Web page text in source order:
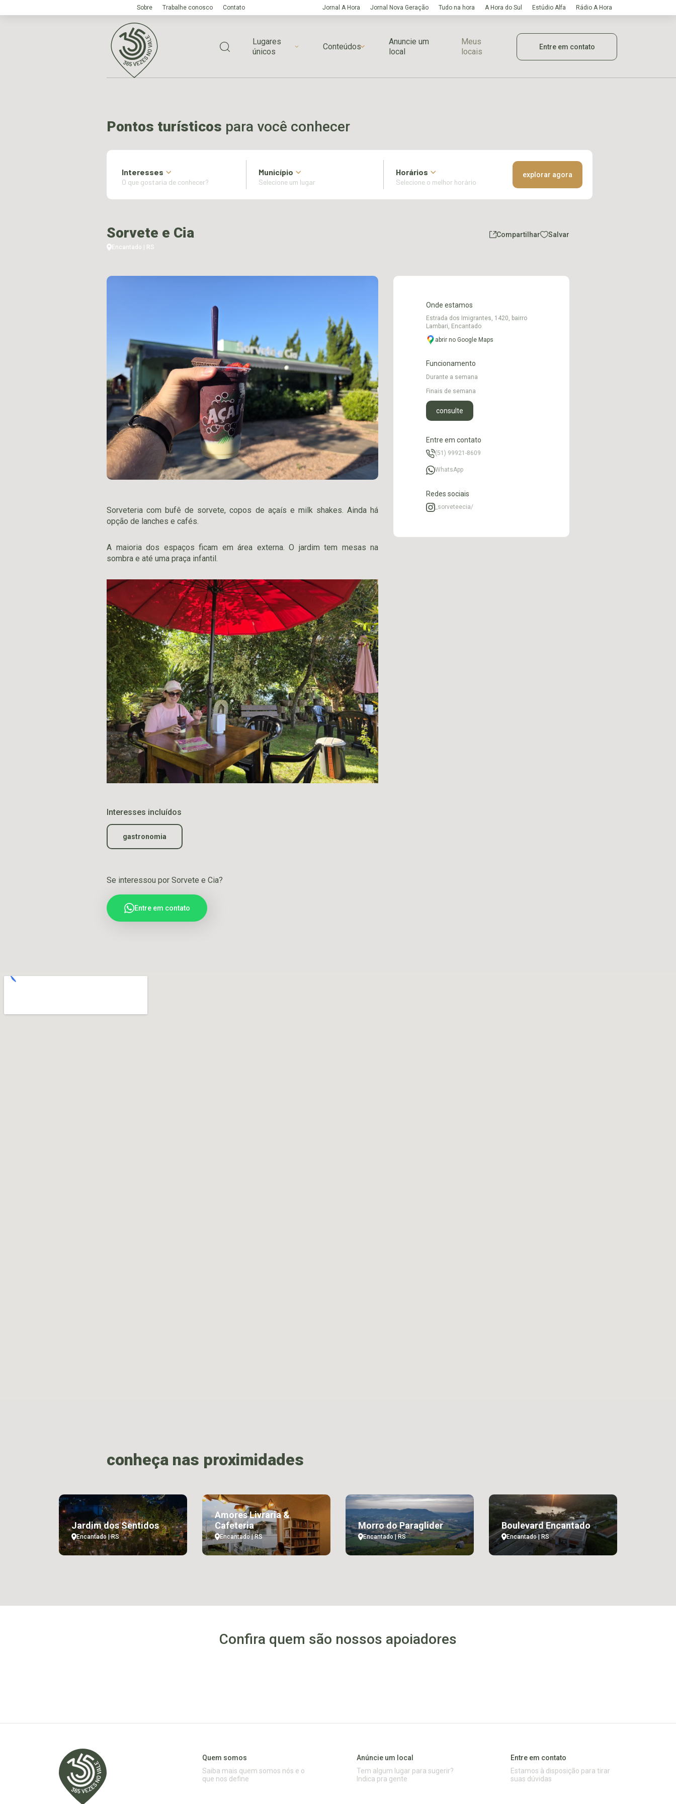
Sobre Trabalhe conosco Contato Jornal A Hora Jornal Nova Geração Tudo na hora A Hora do Sul Estúdio Alfa Rádio A Hora
Lugares
únicos
Conteúdos
Anuncie um
local
Meus
locais
Entre em contato
Pontos turísticos para você conhecer
Interesses Município Horários explorar agora
Sorvete e Cia
Encantado | RS
Compartilhar Salvar
Sorveteria com bufê de sorvete, copos de açaís e milk shakes. Ainda há
opção de lanches e cafés.
A maioria dos espaços ficam em área externa. O jardim tem mesas na
sombra e até uma praça infantil.
Interesses incluídos
gastronomia
Se interessou por Sorvete e Cia?
Entre em contato
Onde estamos
Estrada dos Imigrantes, 1420, bairro
Lambari, Encantado
abrir no Google Maps
Funcionamento
Durante a semana
Finais de semana
consulte
Entre em contato
(51) 99921-8609
WhatsApp
Redes sociais
_sorveteecia/
conheça nas proximidades
Jardim dos Sentidos
Encantado | RS
Amores Livraria &
Cafeteria
Encantado | RS
Morro do Paraglider
Encantado | RS
Boulevard Encantado
Encantado | RS
Confira quem são nossos apoiadores
Quem somos
Saiba mais quem somos nós e o
que nos define
Anúncie um local
Tem algum lugar para sugerir?
Indica pra gente
Entre em contato
Estamos à disposição para tirar
suas dúvidas